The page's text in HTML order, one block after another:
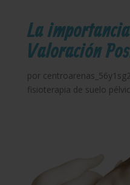
La
Valoración
por
fisioterapia de suelo